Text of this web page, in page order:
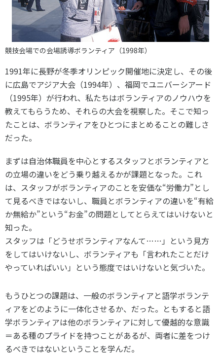
競技会場での会場誘導ボランティア（1998年）
1991年に長野が冬季オリンピック開催地に決定し、その後
に広島でアジア大会（1994年）、福岡でユニバーシアード
（1995年）が行われ、私たちはボランティアのノウハウを
教えてもらうため、それらの大会を視察した。そこで知っ
たことは、ボランティアをひとつにまとめることの難しさ
だった。
まずは自治体職員を中心とするスタッフとボランティアと
の立場の違いをどう乗り越えるかが課題となった。これ
は、スタッフがボランティアのことを安価な“労働力”とし
て見るべきではないし、職員とボランティアの違いを“有給
か無給か”という“お金”の問題としてとらえてはいけないと
知った。
スタッフは「どうせボランティアなんて……」という見方
をしてはいけないし、ボランティアも「言われたことだけ
やっていればいい」という態度ではいけないと気づいた。
もうひとつの課題は、一般のボランティアと語学ボランテ
ィアをどのように一体化させるか、だった。ともすると語
学ボランティアは他のボランティアに対して優越的な意識
＝ある種のプライドを持つことがあるが、両者に差をつけ
るべきではないということを学んだ。